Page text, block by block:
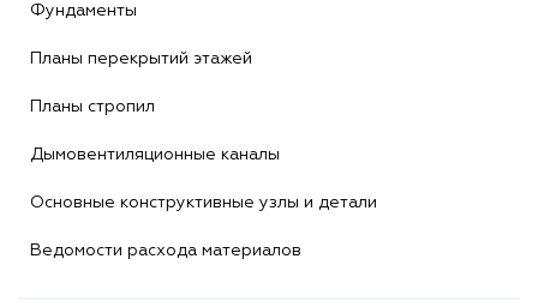
Фундаменты
Планы перекрытий этажей
Планы стропил
Дымовентиляционные каналы
Основные конструктивные узлы и детали
Ведомости расхода материалов